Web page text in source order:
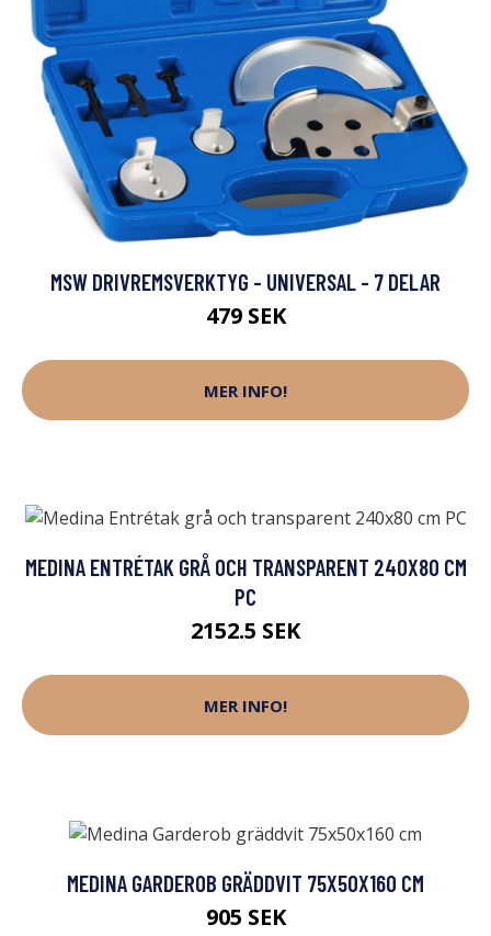
MSW DRIVREMSVERKTYG - UNIVERSAL - 7 DELAR
479 SEK
MER INFO!
MEDINA ENTRÉTAK GRÅ OCH TRANSPARENT 240X80 CM
PC
2152.5 SEK
MER INFO!
MEDINA GARDEROB GRÄDDVIT 75X50X160 CM
905 SEK